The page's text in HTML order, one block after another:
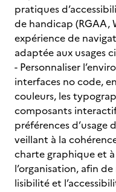
pratiques
de handicap (RGAA,
expérience de
adaptée aux usages
- Personnaliser
interfaces no code,
couleurs, les
composants
préférences d’usage
veillant à la
charte graphique et
l’organisation, afin
lisibilité et